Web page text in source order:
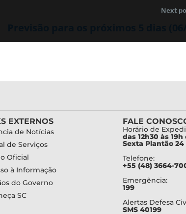
Next
EXTERNOS
de Notícias
de Serviços
Oficial
à Informação
do Governo
SC
FALE
Horário de
das 12h30 às
Sexta Plantão
Telefone:
+55 (48) 3664-
Emergência:
199
Alertas Defesa
SMS 40199